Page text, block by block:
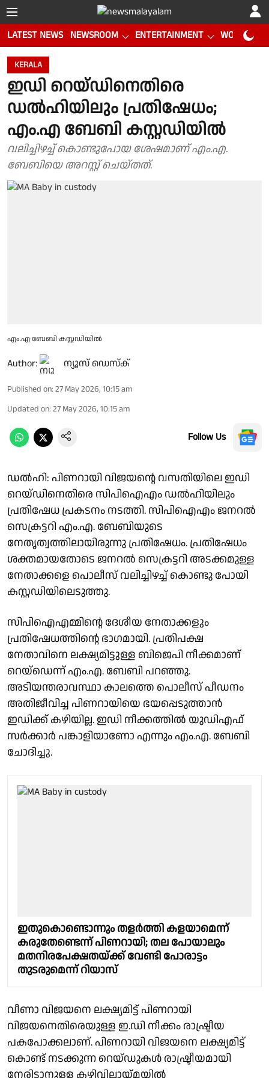
LATEST NEWS NEWSROOM ENTERTAINMENT WORLD CUP
KERALA
ഇഡി റെയ്ഡിനെതിരെ
ഡൽഹിയിലും പ്രതിഷേധം;
എം.എ ബേബി കസ്റ്റഡിയിൽ
വലിച്ചിഴച്ച് കൊണ്ടുപോയ ശേഷമാണ് എം.എ.
ബേബിയെ അറസ്റ്റ് ചെയ്തത്.
എം.എ ബേബി കസ്റ്റഡിയിൽ
Author: ന്യൂസ് ഡെസ്ക്
Published on: 27 May 2026, 10:15 am
Updated on: 27 May 2026, 10:15 am
Follow Us
ഡൽഹി: പിണറായി വിജയൻ്റെ വസതിയിലെ ഇഡി
റെയ്ഡിനെതിരെ സിപിഐഎം ഡൽഹിയിലും
പ്രതിഷേധ പ്രകടനം നടത്തി. സിപിഐഎം ജനറൽ
സെക്രട്ടറി എം.എ. ബേബിയുടെ
നേതൃത്വത്തിലായിരുന്നു പ്രതിഷേധം. പ്രതിഷേധം
ശക്തമായതോടെ ജനറൽ സെക്രട്ടറി അടക്കമുള്ള
നേതാക്കളെ പൊലീസ് വലിച്ചിഴച്ച് കൊണ്ടു പോയി
കസ്റ്റഡിയിലെടുത്തു.
സിപിഐഎമ്മിൻ്റെ ദേശീയ നേതാക്കളും
പ്രതിഷേധത്തിൻ്റെ ഭാഗമായി. പ്രതിപക്ഷ
നേതാവിനെ ലക്ഷ്യമിട്ടുള്ള ബിജെപി നീക്കമാണ്
റെയ്ഡെന്ന് എം.എ. ബേബി പറഞ്ഞു.
അടിയന്തരാവസ്ഥാ കാലത്തെ പൊലീസ് പീഡനം
അതിജീവിച്ച പിണറായിയെ ഭയപ്പെടുത്താൻ
ഇഡിക്ക് കഴിയില്ല. ഇഡി നീക്കത്തിൽ യുഡിഎഫ്
സർക്കാർ പങ്കാളിയാണോ എന്നും എം.എ. ബേബി
ചോദിച്ചു.
ഇതുകൊണ്ടൊന്നും തളർത്തി കളയാമെന്ന്
കരുതേണ്ടെന്ന് പിണറായി; തല പോയാലും
മതനിരപേക്ഷതയ്ക്ക് വേണ്ടി പോരാട്ടം
തുടരുമെന്ന് റിയാസ്
വീണാ വിജയനെ ലക്ഷ്യമിട്ട് പിണറായി
വിജയനെതിരെയുള്ള ഇ.ഡി നീക്കം രാഷ്ട്രീയ
പകപോക്കലാണ്. പിണറായി വിജയനെ ലക്ഷ്യമിട്ട്
കൊണ്ട് നടക്കുന്ന റെയ്‌ഡുകൾ രാഷ്ട്രീയമായി
നേരിടാനുള്ള കഴിവില്ലായ്‌മയിൽ